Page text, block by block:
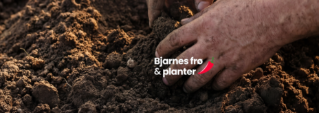
som tilskudslys til store
3 års fuld garanti!
Specifikationer
Se mere af Alle